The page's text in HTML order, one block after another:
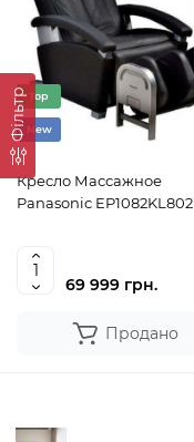
ФільтрTop
New
Кресло Массажное
Panasonic EP1082KL802
69 999 грн.
Продано